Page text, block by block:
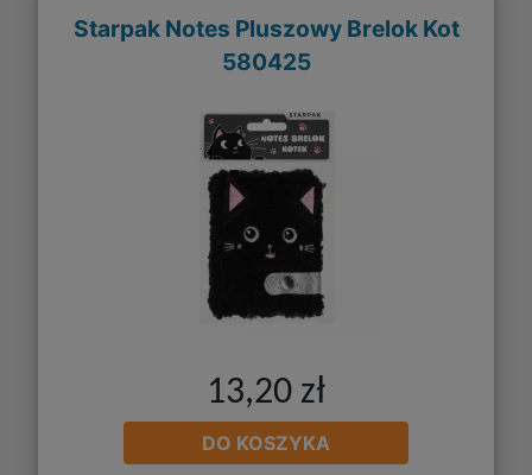
Starpak Notes Pluszowy Brelok Kot
580425
13,20 zł
DO KOSZYKA